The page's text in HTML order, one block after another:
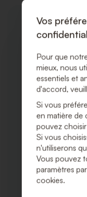
Vos
Pour que
mieux, nous
essentiels et
d'accord,
Si vous
en matière de
pouvez
Si vous
n'utiliserons
Vous pouvez
paramètres
cookies.